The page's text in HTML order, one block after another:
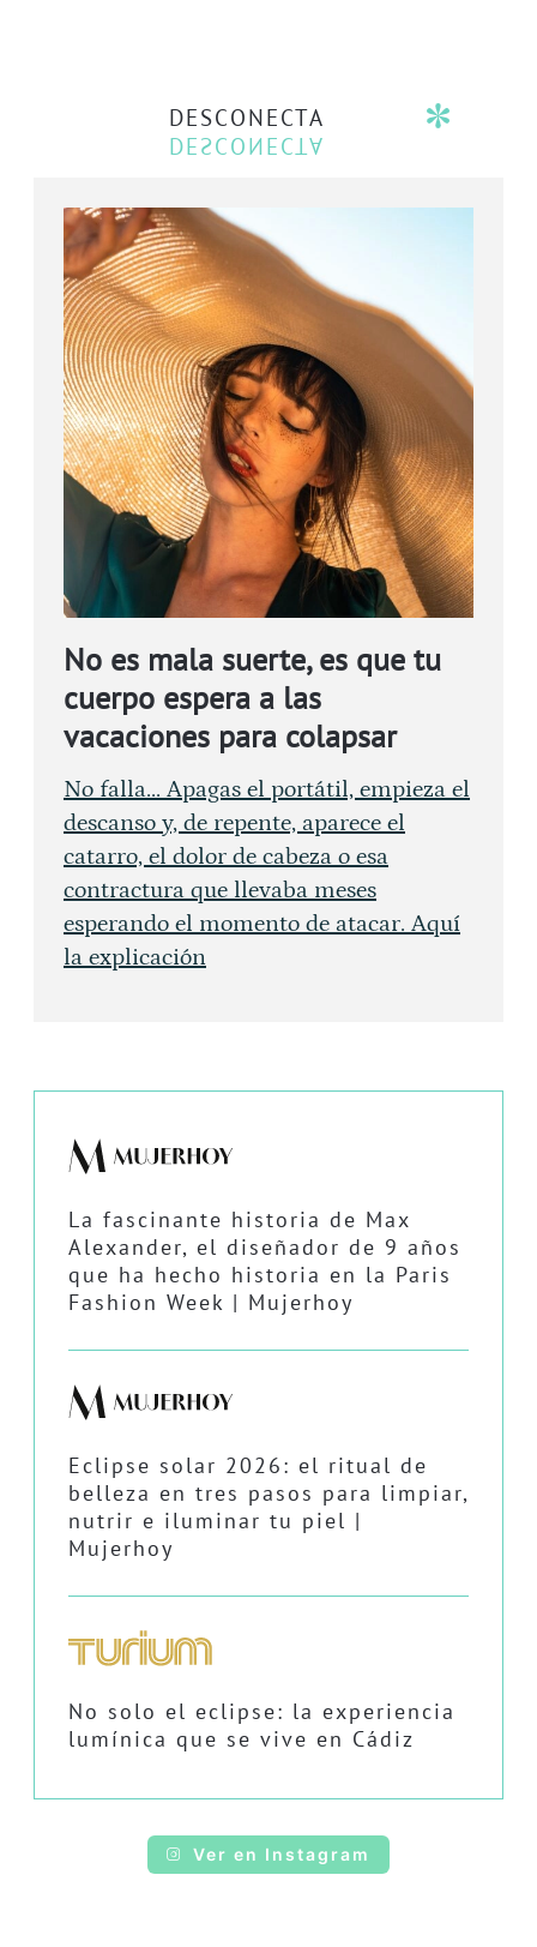
DESCONECTA
No es mala suerte, es que tu
cuerpo espera a las
vacaciones para colapsar
No falla... Apagas el portátil, empieza el
descanso y, de repente, aparece el
catarro, el dolor de cabeza o esa
contractura que llevaba meses
esperando el momento de atacar. Aquí
la explicación
La fascinante historia de Max
Alexander, el diseñador de 9 años
que ha hecho historia en la Paris
Fashion Week | Mujerhoy
Eclipse solar 2026: el ritual de
belleza en tres pasos para limpiar,
nutrir e iluminar tu piel |
Mujerhoy
No solo el eclipse: la experiencia
lumínica que se vive en Cádiz
Ver en Instagram